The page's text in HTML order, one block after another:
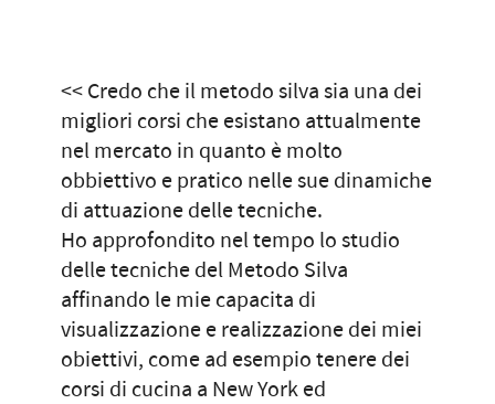
<< Credo che il metodo silva sia una dei
migliori corsi che esistano attualmente
nel mercato in quanto è molto
obbiettivo e pratico nelle sue dinamiche
di attuazione delle tecniche.
Ho approfondito nel tempo lo studio
delle tecniche del Metodo Silva
affinando le mie capacita di
visualizzazione e realizzazione dei miei
obiettivi, come ad esempio tenere dei
corsi di cucina a New York ed